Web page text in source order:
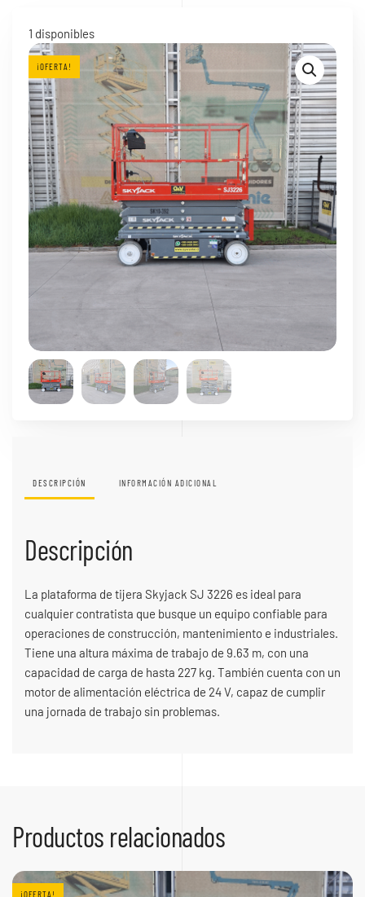
1 disponibles
¡OFERTA!
DESCRIPCIÓN INFORMACIÓN ADICIONAL
Descripción
La plataforma de tijera Skyjack SJ 3226 es ideal para
cualquier contratista que busque un equipo confiable para
operaciones de construcción, mantenimiento e industriales.
Tiene una altura máxima de trabajo de 9.63 m, con una
capacidad de carga de hasta 227 kg. También cuenta con un
motor de alimentación eléctrica de 24 V, capaz de cumplir
una jornada de trabajo sin problemas.
Productos relacionados
¡OFERTA!